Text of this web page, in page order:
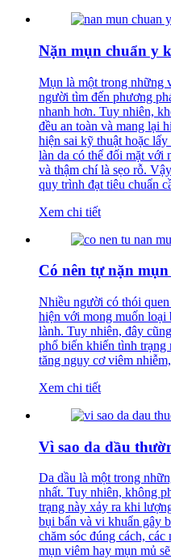
Nặn mụn chuẩn y
Mụn là một trong những
người tìm đến phương
nhanh hơn. Tuy nhiên,
đều an toàn và mang lại
hiện sai kỹ thuật hoặc
làn da có thể đối mặt với
và thậm chí là sẹo rỗ.
quy trình đạt tiêu chuẩn
Xem chi tiết
Có nên tự nặn
Nhiều người có thói
hiện với mong muốn loại
lành. Tuy nhiên, đây
phổ biến khiến tình trạng
tăng nguy cơ viêm
Xem chi tiết
Vì sao da dầu
Da dầu là một trong
nhất. Tuy nhiên, không
trạng này xảy ra khi
bụi bẩn và vi khuẩn gây
chăm sóc đúng cách,
mụn viêm hay mụn mủ